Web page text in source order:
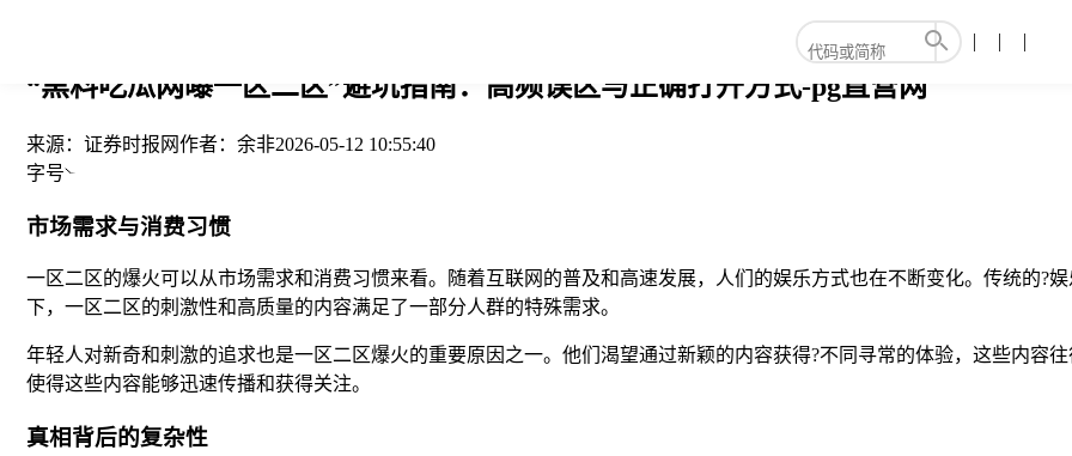
“黑料吃瓜网曝一区二区”避坑指南：高频误区与正确打开方式-pg直营网
来源： 证券时报网作者： 余非2026-05-12 10:55:40
字号
市场需求与消费习惯
一区二区的爆火可以从市场需求和消费习惯来看。随着互联网的普及和高速发展，人们的娱乐方式也在不断变化。传统的?
下，一区二区的刺激性和高质量的内容满足了一部分人群的特殊需求。
年轻人对新奇和刺激的追求也是一区二区爆火的重要原因之一。他们渴望通过新颖的内容获得?不同寻常的体验，这些内容
使得这些内容能够迅速传播和获得关注。
真相背后的复杂性